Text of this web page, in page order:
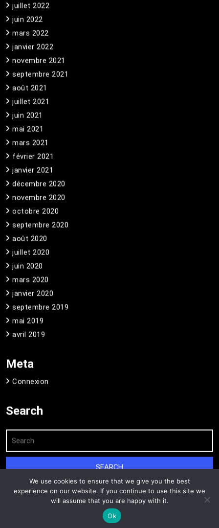
juillet 2022
juin 2022
mars 2022
janvier 2022
novembre 2021
septembre 2021
août 2021
juillet 2021
juin 2021
mai 2021
mars 2021
février 2021
janvier 2021
décembre 2020
novembre 2020
octobre 2020
septembre 2020
août 2020
juillet 2020
juin 2020
mars 2020
janvier 2020
septembre 2019
mai 2019
avril 2019
Meta
Connexion
Search
Creative Blogger WordPress ThemeBy Classic
Templates
We use cookies to ensure that we give you the best
experience on our website. If you continue to use this site we
will assume that you are happy with it.
Ok